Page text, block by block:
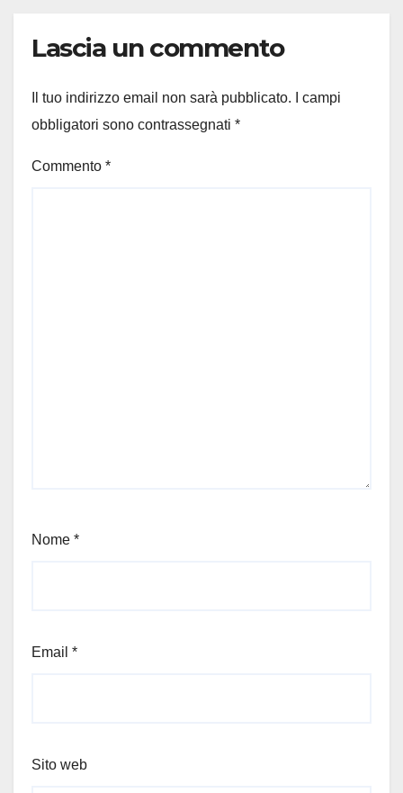
Lascia un commento
Il tuo indirizzo email non sarà pubblicato.
I campi
obbligatori sono contrassegnati *
Commento *
Nome *
Email *
Sito web